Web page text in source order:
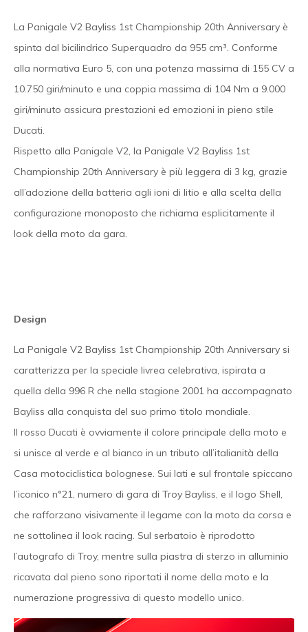
La Panigale V2 Bayliss 1st Championship 20th Anniversary è
spinta dal bicilindrico Superquadro da 955 cm³. Conforme
alla normativa Euro 5, con una potenza massima di 155 CV a
10.750 giri/minuto e una coppia massima di 104 Nm a 9.000
giri/minuto assicura prestazioni ed emozioni in pieno stile
Ducati.
Rispetto alla Panigale V2, la Panigale V2 Bayliss 1st
Championship 20th Anniversary è più leggera di 3 kg, grazie
all’adozione della batteria agli ioni di litio e alla scelta della
configurazione monoposto che richiama esplicitamente il
look della moto da gara.
Design
La Panigale V2 Bayliss 1st Championship 20th Anniversary si
caratterizza per la speciale livrea celebrativa, ispirata a
quella della 996 R che nella stagione 2001 ha accompagnato
Bayliss alla conquista del suo primo titolo mondiale.
Il rosso Ducati è ovviamente il colore principale della moto e
si unisce al verde e al bianco in un tributo all’italianità della
Casa motociclistica bolognese. Sui lati e sul frontale spiccano
l’iconico n°21, numero di gara di Troy Bayliss, e il logo Shell,
che rafforzano visivamente il legame con la moto da corsa e
ne sottolinea il look racing. Sul serbatoio è riprodotto
l’autografo di Troy, mentre sulla piastra di sterzo in alluminio
ricavata dal pieno sono riportati il nome della moto e la
numerazione progressiva di questo modello unico.